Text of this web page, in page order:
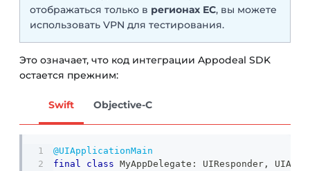
отображаться только в регионах ЕС, вы можете
использовать VPN для тестирования.
Это означает, что код интеграции Appodeal SDK
остается прежним:
Swift Objective-C
@UIApplicationMain
final
class MyAppDelegate : UIResponder ,